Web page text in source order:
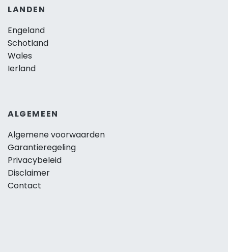
LANDEN
Engeland
Schotland
Wales
Ierland
ALGEMEEN
Algemene voorwaarden
Garantieregeling
Privacybeleid
Disclaimer
Contact